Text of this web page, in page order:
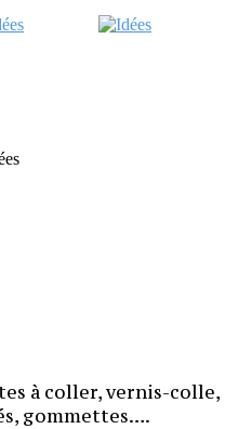
à coller, vernis-colle,
gommettes….